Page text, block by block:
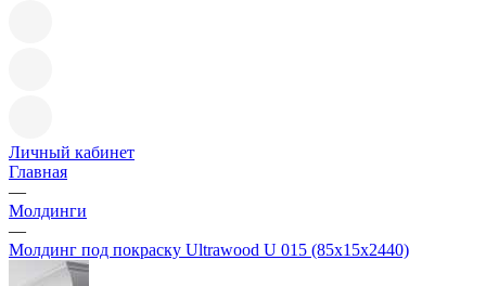
Личный кабинет
Главная
—
Молдинги
—
Молдинг под покраску Ultrawood U 015 (85х15х2440)